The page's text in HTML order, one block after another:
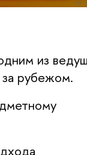
из
за рубежом.